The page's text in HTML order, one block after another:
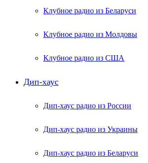
Клубное радио из Беларуси
Клубное радио из Молдовы
Клубное радио из США
Дип-хаус
Дип-хаус радио из России
Дип-хаус радио из Украины
Дип-хаус радио из Беларуси